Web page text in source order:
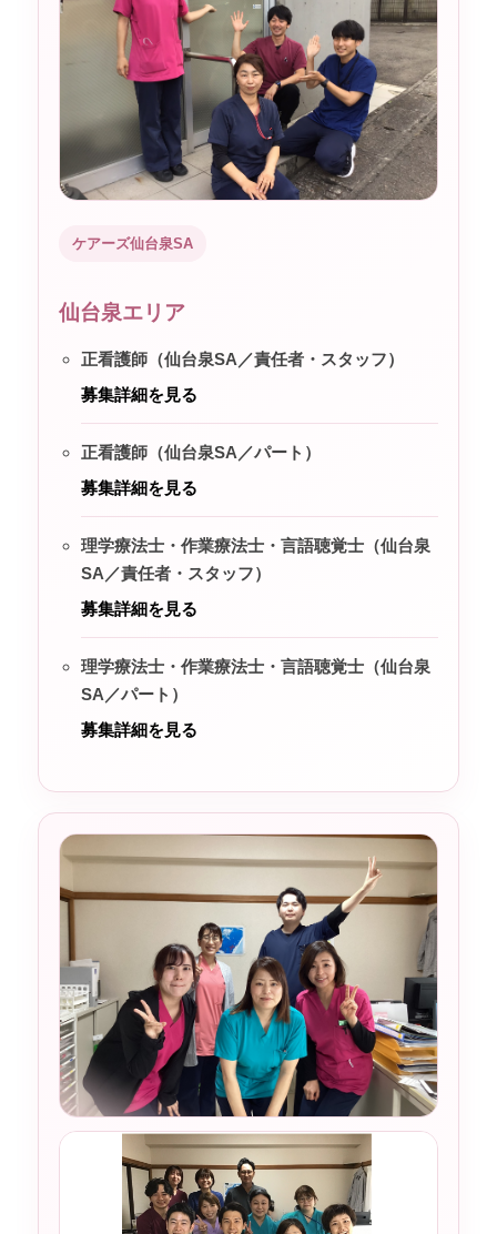
ケアーズ仙台泉SA
仙台泉エリア
正看護師（仙台泉SA／責任者・スタッフ）
募集詳細を見る
正看護師（仙台泉SA／パート）
募集詳細を見る
理学療法士・作業療法士・言語聴覚士（仙台泉
SA／責任者・スタッフ）
募集詳細を見る
理学療法士・作業療法士・言語聴覚士（仙台泉
SA／パート）
募集詳細を見る